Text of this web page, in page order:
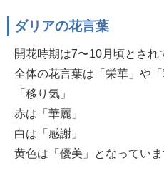
ダリアの花言葉
開花時期は7〜10月頃とされ
全体の花言葉は「栄華」や
「移り気」
赤は「華麗」
白は「感謝」
黄色は「優美」となっていま